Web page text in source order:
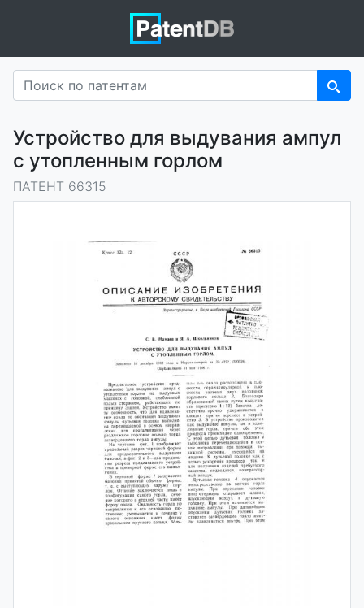
Устройство для выдувания ампул
с утопленным горлом
ПАТЕНТ 66315